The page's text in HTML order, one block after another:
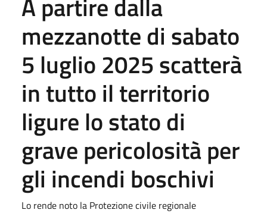
mezzanotte di sabato
5 luglio 2025 scatterà
in tutto il territorio
ligure lo stato di
grave pericolosità per
gli incendi boschivi
Lo rende noto la Protezione civile regionale